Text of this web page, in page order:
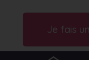
Je fais